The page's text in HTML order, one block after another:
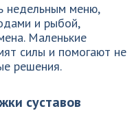
недельным меню,
и рыбой,
Маленькие
силы и помогают не
решения.
суставов